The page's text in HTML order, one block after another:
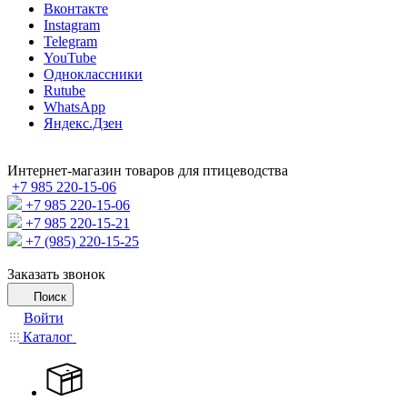
Вконтакте
Instagram
Telegram
YouTube
Одноклассники
Rutube
WhatsApp
Яндекс.Дзен
Интернет-магазин товаров для птицеводства
+7 985 220-15-06
+7 985 220-15-06
+7 985 220-15-21
+7 (985) 220-15-25
Заказать звонок
Поиск
Войти
Каталог